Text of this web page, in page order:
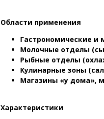
Области применения
Гастрономические и
Молочные отделы
Рыбные отделы
Кулинарные зоны
Магазины «у дома»,
Характеристики